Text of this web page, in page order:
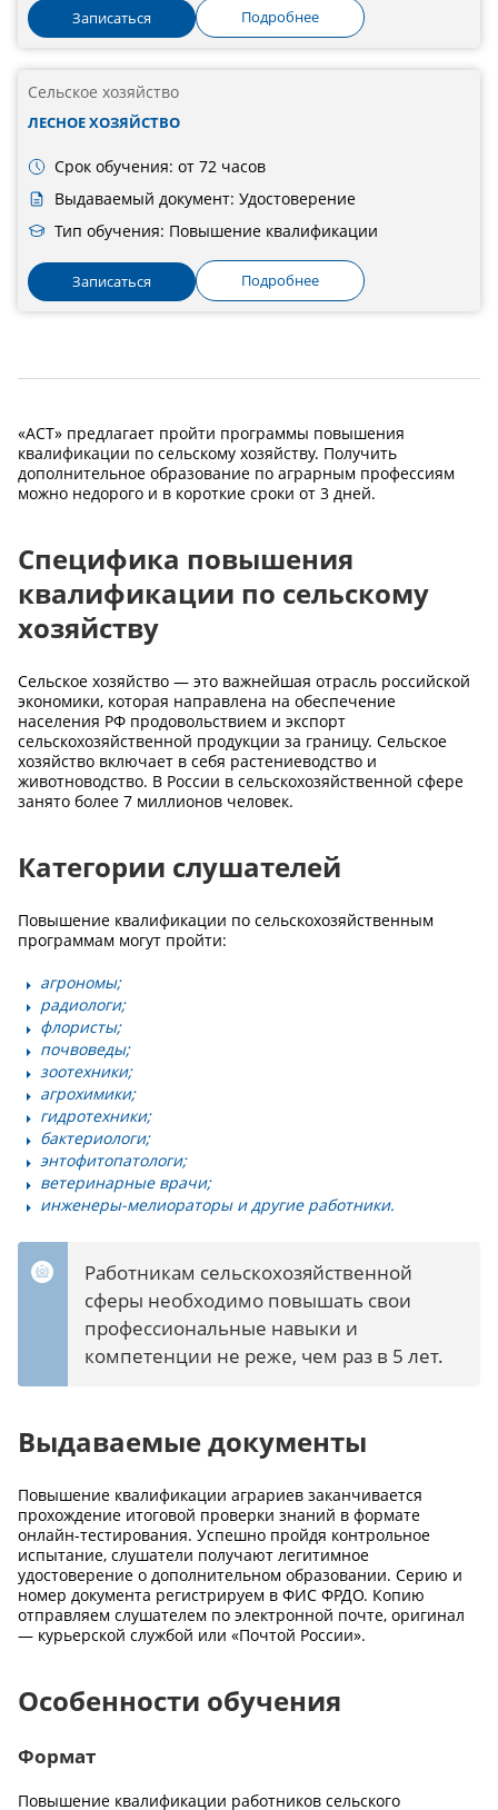
Записаться Подробнее
Сельское хозяйство
ЛЕСНОЕ ХОЗЯЙСТВО
Срок обучения: от 72 часов
Выдаваемый документ: Удостоверение
Тип обучения: Повышение квалификации
Записаться Подробнее
«АСТ» предлагает пройти программы повышения
квалификации по сельскому хозяйству. Получить
дополнительное образование по аграрным профессиям
можно недорого и в короткие сроки от 3 дней.
Специфика повышения
квалификации по сельскому
хозяйству
Сельское хозяйство — это важнейшая отрасль российской
экономики, которая направлена на обеспечение
населения РФ продовольствием и экспорт
сельскохозяйственной продукции за границу. Сельское
хозяйство включает в себя растениеводство и
животноводство. В России в сельскохозяйственной сфере
занято более 7 миллионов человек.
Категории слушателей
Повышение квалификации по сельскохозяйственным
программам могут пройти:
агрономы;
радиологи;
флористы;
почвоведы;
зоотехники;
агрохимики;
гидротехники;
бактериологи;
энтофитопатологи;
ветеринарные врачи;
инженеры-мелиораторы и другие работники.
Работникам сельскохозяйственной
сферы необходимо повышать свои
профессиональные навыки и
компетенции не реже, чем раз в 5 лет.
Выдаваемые документы
Повышение квалификации аграриев заканчивается
прохождение итоговой проверки знаний в формате
онлайн-тестирования. Успешно пройдя контрольное
испытание, слушатели получают легитимное
удостоверение о дополнительном образовании. Серию и
номер документа регистрируем в ФИС ФРДО. Копию
отправляем слушателем по электронной почте, оригинал
— курьерской службой или «Почтой России».
Особенности обучения
Формат
Повышение квалификации работников сельского